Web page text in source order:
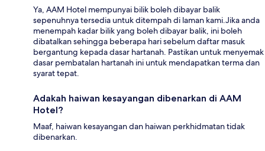
Ya, AAM Hotel mempunyai bilik boleh dibayar balik
sepenuhnya tersedia untuk ditempah di laman kami.Jika anda
menempah kadar bilik yang boleh dibayar balik, ini boleh
dibatalkan sehingga beberapa hari sebelum daftar masuk
bergantung kepada dasar hartanah. Pastikan untuk menyemak
dasar pembatalan hartanah ini untuk mendapatkan terma dan
syarat tepat.
Adakah haiwan kesayangan dibenarkan di AAM
Hotel?
Maaf, haiwan kesayangan dan haiwan perkhidmatan tidak
dibenarkan.